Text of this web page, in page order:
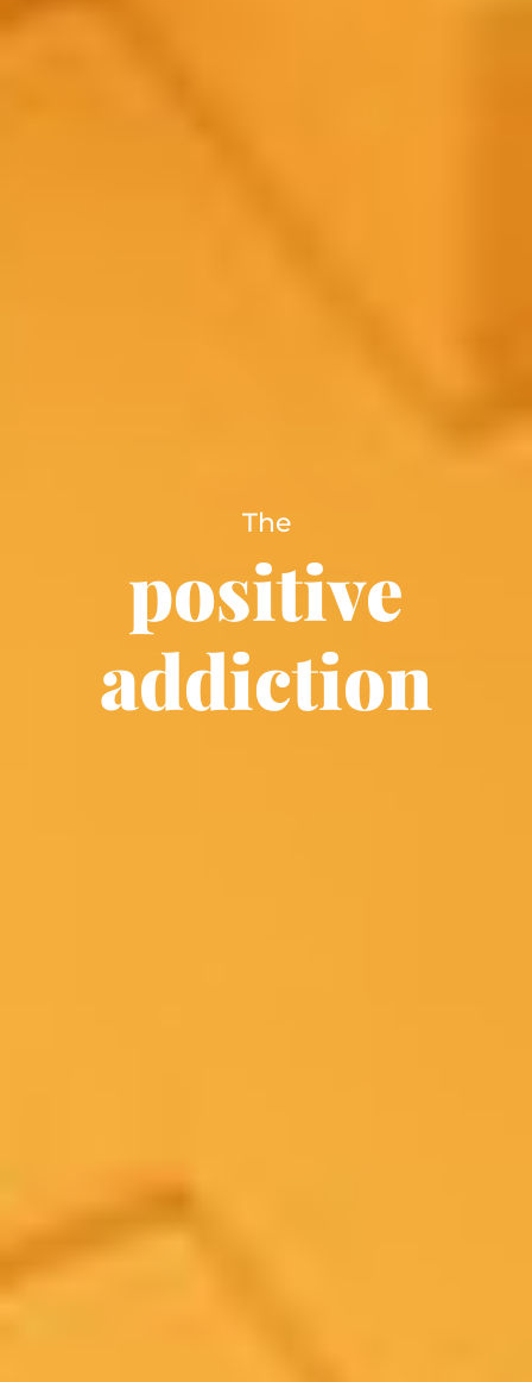
The
positive
addiction